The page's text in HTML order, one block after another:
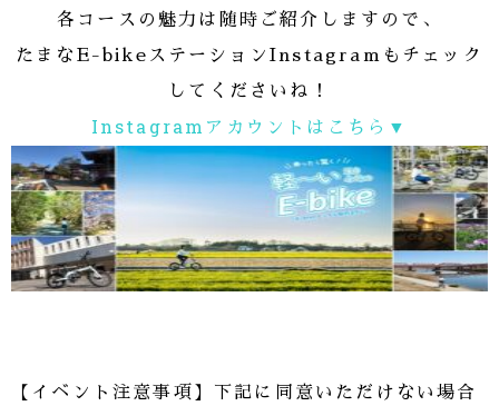
各コースの魅力は随時ご紹介しますので、
たまなE-bikeステーションInstagramもチェック
してくださいね！
Instagramアカウントはこちら▼
【イベント注意事項】下記に同意いただけない場合